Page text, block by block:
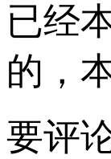
已经
的，
要评